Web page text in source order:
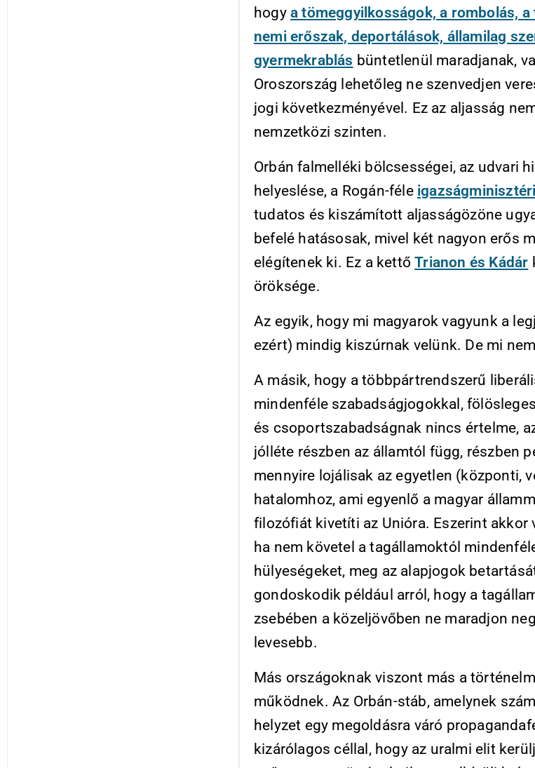
hogy a tömeggyilkosságok, a rombolás,
nemi erőszak, deportálások, államilag
gyermekrablás büntetlenül maradjanak,
Oroszország lehetőleg ne szenvedjen
jogi következményével. Ez az aljasság
nemzetközi szinten.
Orbán falmelléki bölcsességei, az udvari
helyeslése, a Rogán-féle
tudatos és kiszámított aljasságözöne
befelé hatásosak, mivel két nagyon erős
elégítenek ki. Ez a kettőTrianon és Kádár
öröksége.
Az egyik, hogy mi magyarok vagyunk a
ezért) mindig kiszúrnak velünk. De mi
A másik, hogy a többpártrendszerű
mindenféle szabadságjogokkal,
és csoportszabadságnak nincs értelme,
jólléte részben az államtól függ, részben
mennyire lojálisak az egyetlen (központi,
hatalomhoz, ami egyenlő a magyar
filozófiát kivetíti az Unióra. Eszerint akkor
ha nem követel a tagállamoktól
hülyeségeket, meg az alapjogok
gondoskodik például arról, hogy a
zsebében a közeljövőben ne maradjon
levesebb.
Más országoknak viszont más a
működnek. Az Orbán-stáb, amelynek
helyzet egy megoldásra váró
kizárólagos céllal, hogy az uralmi elit